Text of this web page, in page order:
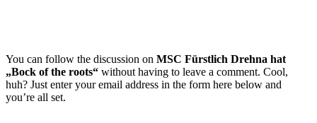
You can follow the discussion on MSC Fürstlich Drehna hat
„Bock of the roots“ without having to leave a comment. Cool,
huh? Just enter your email address in the form here below and
you’re all set.